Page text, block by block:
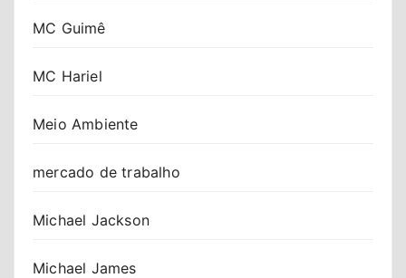
MC Guimê
MC Hariel
Meio Ambiente
mercado de trabalho
Michael Jackson
Michael James